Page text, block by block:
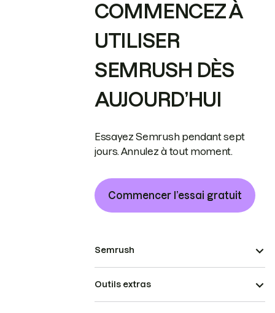
COMMENCEZ À
UTILISER
SEMRUSH DÈS
AUJOURD’HUI
Essayez Semrush pendant sept
jours. Annulez à tout moment.
Commencer l’essai gratuit
Semrush
Outils extras